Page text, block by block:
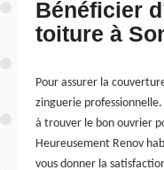
Bénéficier
toiture à
Pour assurer la
zinguerie professionnelle.
à trouver le bon ouvrier
Heureusement Renov
vous donner la